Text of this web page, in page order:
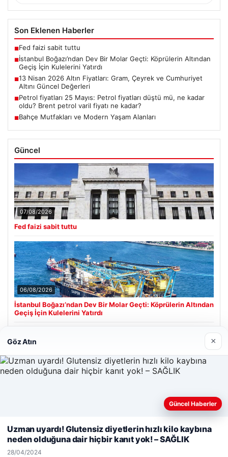
Son Eklenen Haberler
■Fed faizi sabit tuttu
■İstanbul Boğazı’ndan Dev Bir Molar Geçti: Köprülerin Altından
Geçiş İçin Kulelerini Yatırdı
■13 Nisan 2026 Altın Fiyatları: Gram, Çeyrek ve Cumhuriyet
Altını Güncel Değerleri
■Petrol fiyatları 25 Mayıs: Petrol fiyatları düştü mü, ne kadar
oldu? Brent petrol varil fiyatı ne kadar?
■Bahçe Mutfakları ve Modern Yaşam Alanları
Güncel
07/08/2026
Fed faizi sabit tuttu
06/08/2026
İstanbul Boğazı’ndan Dev Bir Molar Geçti: Köprülerin Altından
Geçiş İçin Kulelerini Yatırdı
Son Eklenen Firmalar
Web sitemizi nasıl kullandığınızı daha iyi anlayabilmek,
kullanıyoruz.Çerez Politikamız
Göz Atın ×
Güncel Haberler
Uzman uyardı! Glutensiz diyetlerin hızlı kilo kaybına
neden olduğuna dair hiçbir kanıt yok! – SAĞLIK
28/04/2024